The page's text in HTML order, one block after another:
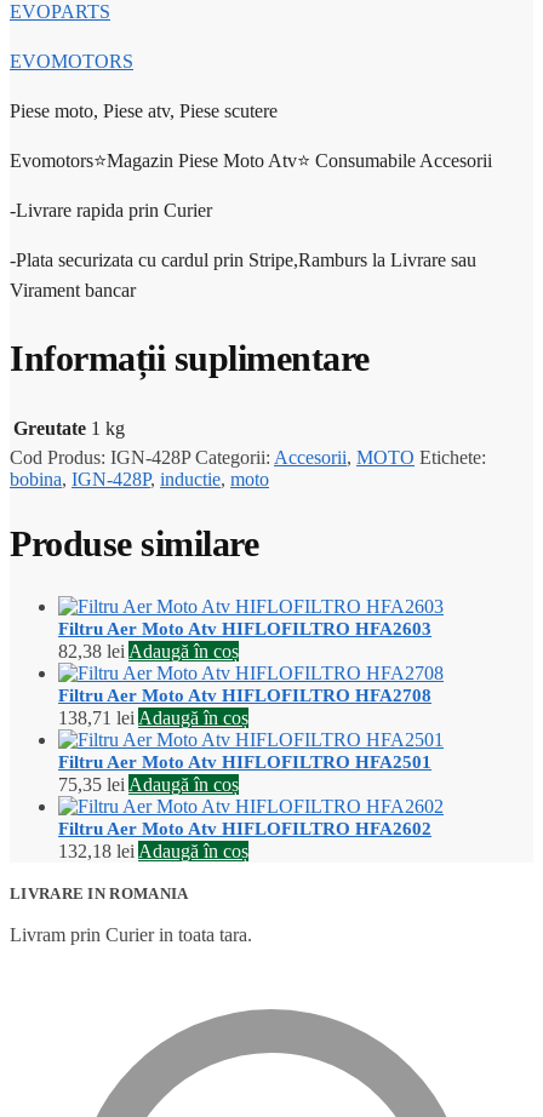
EVOPARTS
EVOMOTORS
Piese moto, Piese atv, Piese scutere
Evomotors⭐️Magazin Piese Moto Atv⭐️ Consumabile Accesorii
-Livrare rapida prin Curier
-Plata securizata cu cardul prin Stripe,Ramburs la Livrare sau
Virament bancar
Informații suplimentare
Greutate 1 kg
Cod Produs: IGN-428P Categorii: Accesorii, MOTO Etichete:
bobina, IGN-428P, inductie, moto
Produse similare
Filtru Aer Moto Atv HIFLOFILTRO HFA2603
82,38 lei Adaugă în coș
Filtru Aer Moto Atv HIFLOFILTRO HFA2708
138,71 lei Adaugă în coș
Filtru Aer Moto Atv HIFLOFILTRO HFA2501
75,35 lei Adaugă în coș
Filtru Aer Moto Atv HIFLOFILTRO HFA2602
132,18 lei Adaugă în coș
LIVRARE IN ROMANIA
Livram prin Curier in toata tara.